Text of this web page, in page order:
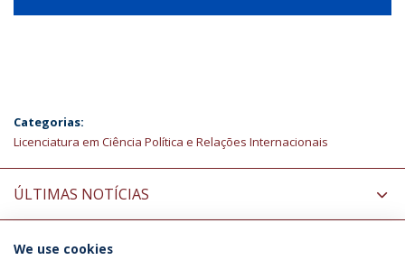
Categorias:
Licenciatura em Ciência Política e Relações Internacionais
ÚLTIMAS NOTÍCIAS
We use cookies